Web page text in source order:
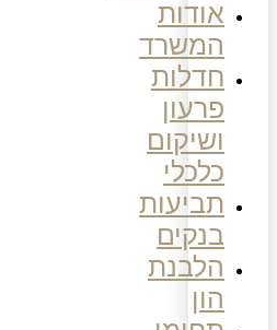
אודות
המשרד
חדלות
פרעון
ושיקום
כלכלי
תביעות
בנקים
הלבנת
הון